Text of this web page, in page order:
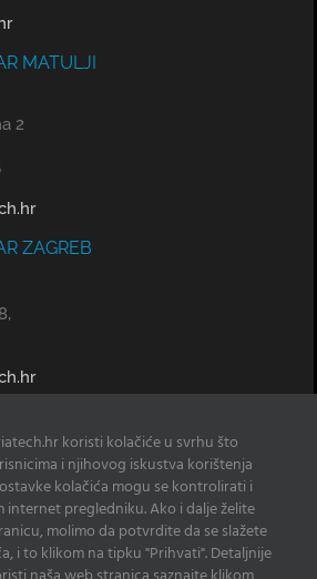
MATULJI
2
ZAGREB
koristi kolačiće u svrhu što
i njihovog iskustva korištenja
kolačića mogu se kontrolirati i
internet pregledniku. Ako i dalje želite
molimo da potvrdite da se slažete
i to klikom na tipku "Prihvati". Detaljnije